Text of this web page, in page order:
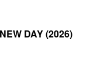
DAY (2026)